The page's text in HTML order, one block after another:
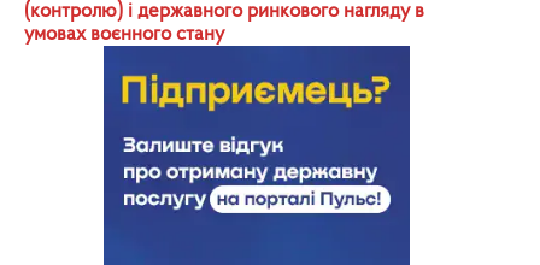
(контролю) і державного ринкового нагляду в
умовах воєнного стану